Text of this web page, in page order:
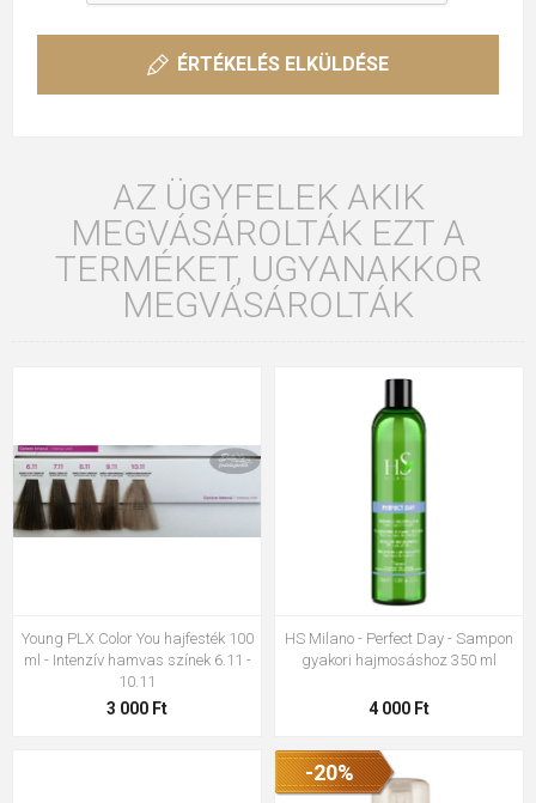
ÉRTÉKELÉS ELKÜLDÉSE
AZ ÜGYFELEK AKIK
MEGVÁSÁROLTÁK EZT A
TERMÉKET, UGYANAKKOR
MEGVÁSÁROLTÁK
Young PLX Color You hajfesték 100
ml - Intenzív hamvas színek 6.11 -
10.11
3 000 Ft
HS Milano - Perfect Day - Sampon
gyakori hajmosáshoz 350 ml
4 000 Ft
-20%